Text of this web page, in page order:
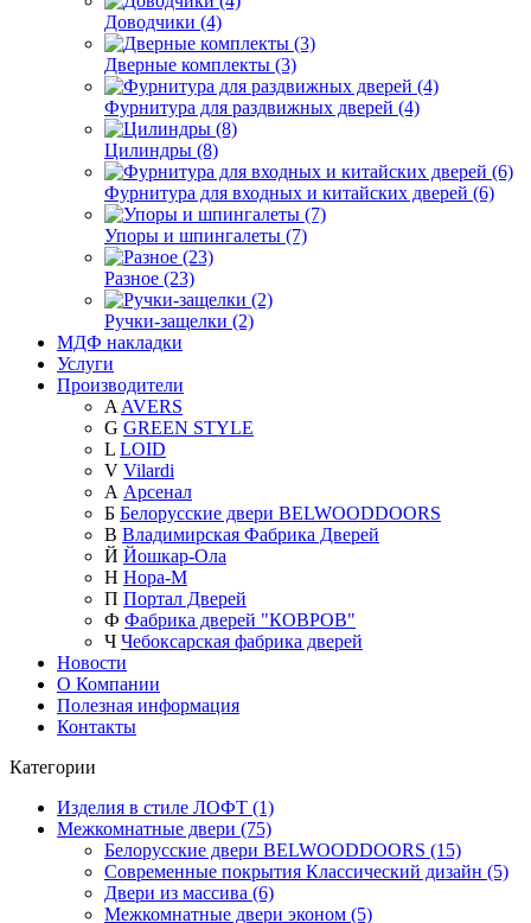
Доводчики (4)
Дверные комплекты (3)
Фурнитура для раздвижных дверей (4)
Цилиндры (8)
Фурнитура для входных и китайских дверей (6)
Упоры и шпингалеты (7)
Разное (23)
Ручки-защелки (2)
МДФ накладки
Услуги
Производители
A AVERS
G GREEN STYLE
L LOID
V Vilardi
А Арсенал
Б Белорусские двери BELWOODDOORS
В Владимирская Фабрика Дверей
Й Йошкар-Ола
Н Нора-М
П Портал Дверей
Ф Фабрика дверей "КОВРОВ"
Ч Чебоксарская фабрика дверей
Новости
О Компании
Полезная информация
Контакты
Категории
Изделия в стиле ЛОФТ (1)
Межкомнатные двери (75)
Белорусские двери BELWOODDOORS (15)
Современные покрытия Классический дизайн (5)
Двери из массива (6)
Межкомнатные двери эконом (5)